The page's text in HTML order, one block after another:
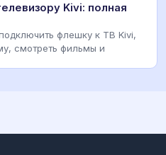
Kivi: полная
флешку к ТВ Kivi,
смотреть фильмы и